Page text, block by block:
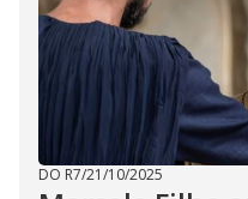
DO R7/21/10/2025